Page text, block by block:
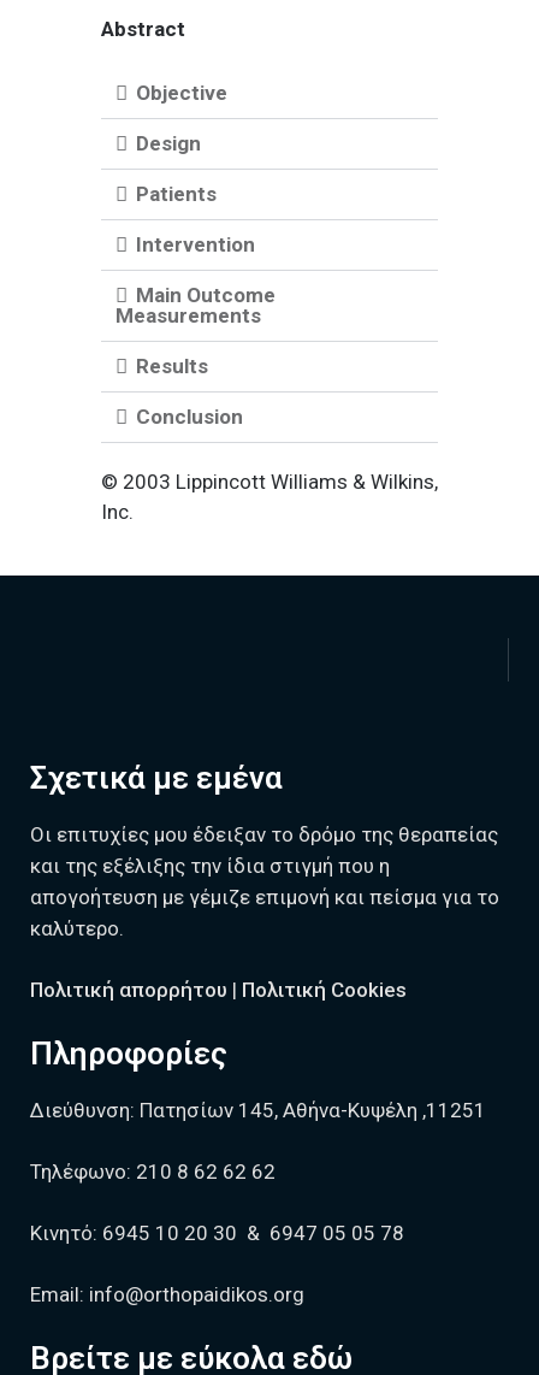
Abstract
Objective
Design
Patients
Intervention
Main Outcome
Measurements
Results
Conclusion
© 2003 Lippincott Williams & Wilkins,
Inc.
Σχετικά με εμένα
Οι επιτυχίες μου έδειξαν το δρόμο της θεραπείας
και της εξέλιξης την ίδια στιγμή που η
απογοήτευση με γέμιζε επιμονή και πείσμα για το
καλύτερο.
Πολιτική απορρήτου | Πολιτική Cookies
Πληροφορίες
Διεύθυνση: Πατησίων 145, Αθήνα-Κυψέλη ,11251
Τηλέφωνο: 210 8 62 62 62
Κινητό: 6945 10 20 30 & 6947 05 05 78
Email: info@orthopaidikos.org
Βρείτε με εύκολα εδώ